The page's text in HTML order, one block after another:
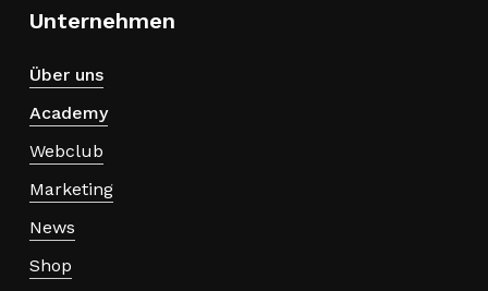
Unternehmen
Über uns
Academy
Webclub
Marketing
News
Shop